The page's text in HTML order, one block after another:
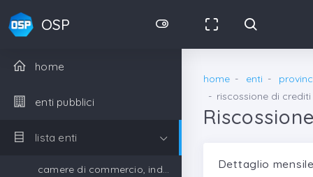
OSP
home
enti pubblici
lista enti
camere di commercio, industria, artigianato e agricoltura
home enti
riscossione di
Dettaglio